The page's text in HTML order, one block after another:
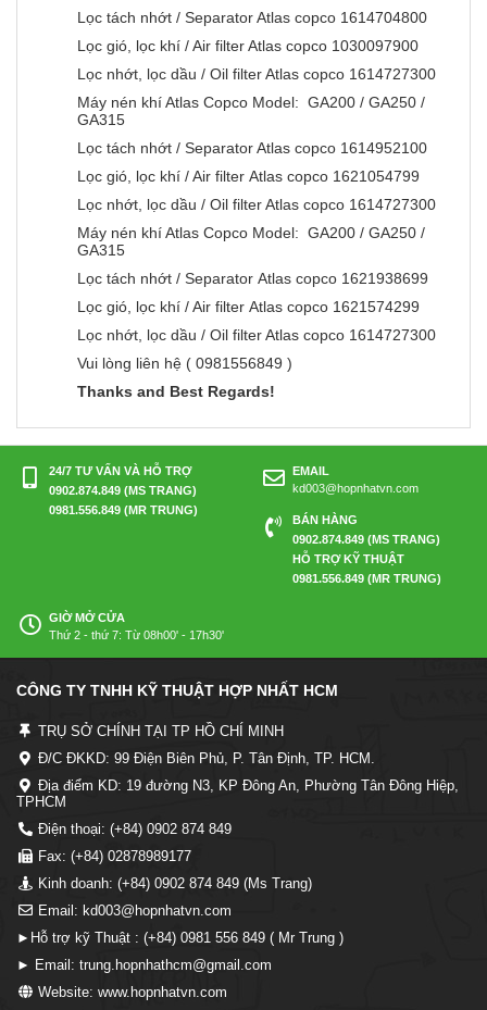
Lọc tách nhớt / Separator Atlas copco 1614704800
Lọc gió, lọc khí / Air filter Atlas copco 1030097900
Lọc nhớt, lọc dầu / Oil filter Atlas copco 1614727300
Máy nén khí Atlas Copco Model: GA200 / GA250 /
GA315
Lọc tách nhớt / Separator Atlas copco 1614952100
Lọc gió, lọc khí / Air filter Atlas copco 1621054799
Lọc nhớt, lọc dầu / Oil filter Atlas copco 1614727300
Máy nén khí Atlas Copco Model: GA200 / GA250 /
GA315
Lọc tách nhớt / Separator Atlas copco 1621938699
Lọc gió, lọc khí / Air filter Atlas copco 1621574299
Lọc nhớt, lọc dầu / Oil filter Atlas copco 1614727300
Vui lòng liên hệ ( 0981556849 )
Thanks and Best Regards!
24/7 TƯ VẤN VÀ HỖ TRỢ
0902.874.849 (MS TRANG)
0981.556.849 (MR TRUNG)
EMAIL
kd003@hopnhatvn.com
BÁN HÀNG
0902.874.849 (MS TRANG)
HỖ TRỢ KỸ THUẬT
0981.556.849 (MR TRUNG)
GIỜ MỞ CỬA
Thứ 2 - thứ 7: Từ 08h00' - 17h30'
CÔNG TY TNHH KỸ THUẬT HỢP NHẤT HCM
TRỤ SỞ CHÍNH TẠI TP HỒ CHÍ MINH
Đ/C ĐKKD: 99 Điện Biên Phủ, P. Tân Định, TP. HCM.
Địa điểm KD: 19 đường N3, KP Đông An, Phường Tân Đông Hiệp,
TPHCM
Điện thoại: (+84) 0902 874 849
Fax: (+84) 02878989177
Kinh doanh: (+84) 0902 874 849 (Ms Trang)
Email: kd003@hopnhatvn.com
►Hỗ trợ kỹ Thuật : (+84) 0981 556 849 ( Mr Trung )
► Email: trung.hopnhathcm@gmail.com
Website: www.hopnhatvn.com